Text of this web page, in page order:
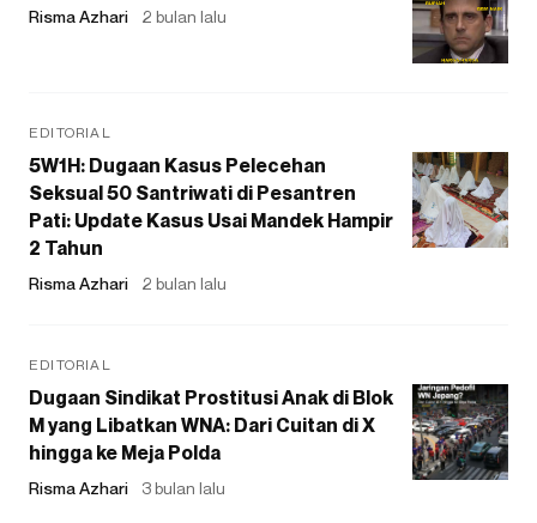
Risma Azhari 2 bulan lalu
EDITORIAL
5W1H: Dugaan Kasus Pelecehan
Seksual 50 Santriwati di Pesantren
Pati: Update Kasus Usai Mandek Hampir
2 Tahun
Risma Azhari 2 bulan lalu
EDITORIAL
Dugaan Sindikat Prostitusi Anak di Blok
M yang Libatkan WNA: Dari Cuitan di X
hingga ke Meja Polda
Risma Azhari 3 bulan lalu